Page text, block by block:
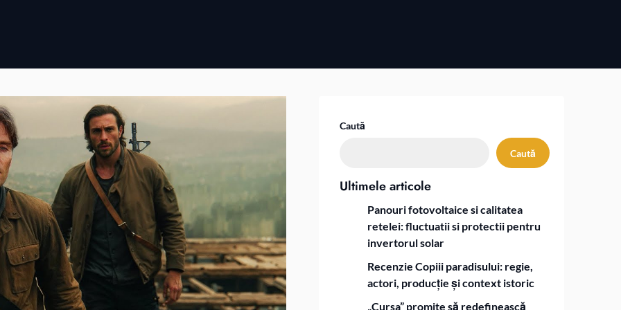
Caută
Caută
Ultimele articole
Panouri fotovoltaice si calitatea
retelei: fluctuatii si protectii pentru
invertorul solar
Recenzie Copiii paradisului: regie,
actori, producție și context istoric
„Cursa” promite să redefinească